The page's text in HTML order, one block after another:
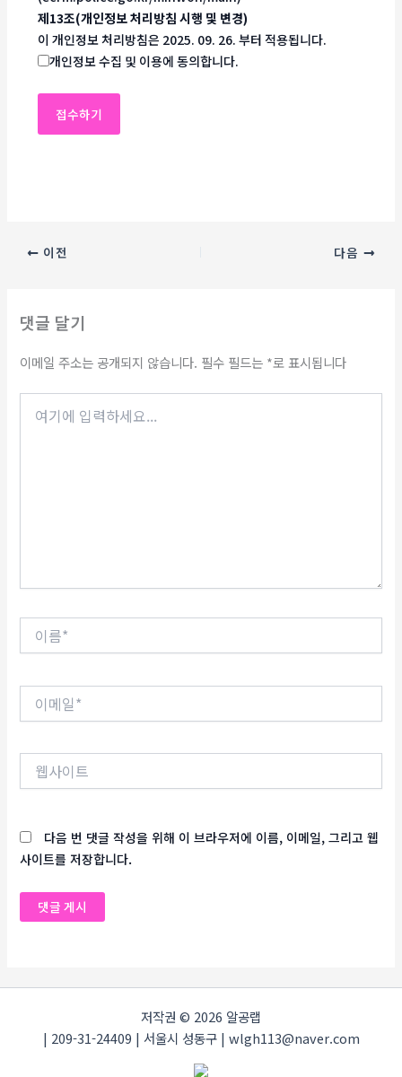
제13조(개인정보 처리방침 시행 및 변경)
이 개인정보 처리방침은 2025. 09. 26. 부터 적용됩니다.
개인정보 수집 및 이용에 동의합니다.
이전 다음
댓글 달기
이메일 주소는 공개되지 않습니다. 필수 필드는 *로 표시됩니다
다음 번 댓글 작성을 위해 이 브라우저에 이름, 이메일, 그리고 웹
사이트를 저장합니다.
저작권 © 2026 알공랩
| 209-31-24409 | 서울시 성동구 | wlgh113@naver.com